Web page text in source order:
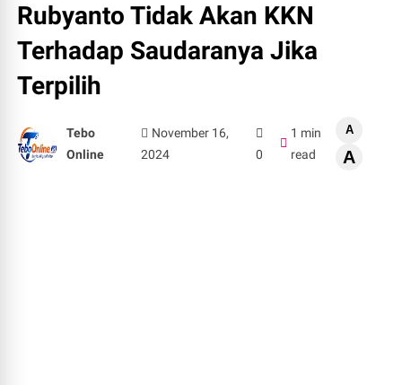
Rubyanto Tidak Akan KKN
Terhadap Saudaranya Jika
Terpilih
Tebo
Online
November 16,
2024
0
1 min
read
A
A